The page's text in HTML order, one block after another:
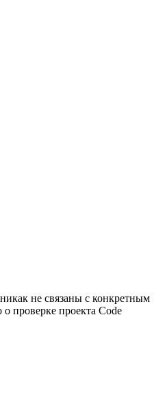
не связаны с конкретным
проверке проекта Code